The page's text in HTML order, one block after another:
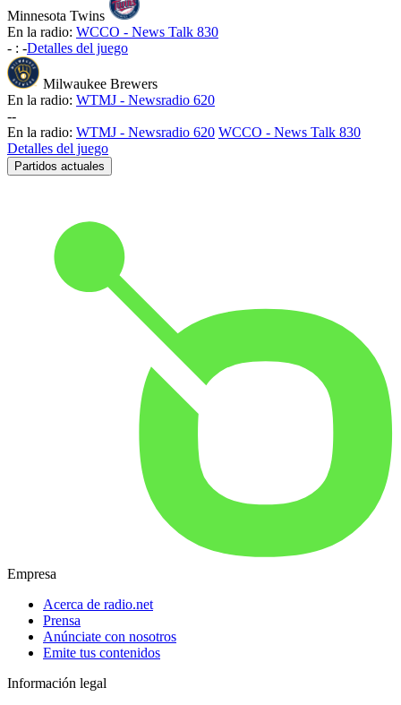
Minnesota Twins
En la radio: WCCO - News Talk 830
- : -Detalles del juego
Milwaukee Brewers
En la radio: WTMJ - Newsradio 620
--
En la radio: WTMJ - Newsradio 620 WCCO - News Talk 830
Detalles del juego
Partidos actuales
Empresa
Acerca de radio.net
Prensa
Anúnciate con nosotros
Emite tus contenidos
Información legal